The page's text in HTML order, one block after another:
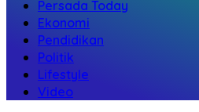
Persada Today
Ekonomi
Pendidikan
Politik
Lifestyle
Video